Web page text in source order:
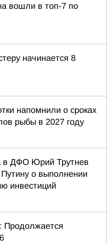
вошли в топ-7 по
начинается 8
напомнили о сроках
рыбы в 2027 году
в ДФО Юрий Трутнев
о выполнении
инвестиций
Продолжается